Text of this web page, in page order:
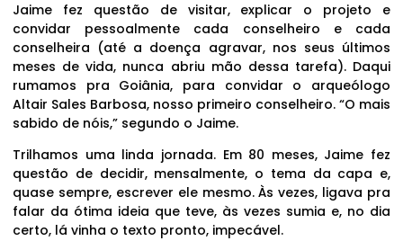
Jaime fez questão de visitar, explicar o projeto e
convidar pessoalmente cada conselheiro e cada
conselheira (até a doença agravar, nos seus últimos
meses de vida, nunca abriu mão dessa tarefa). Daqui
rumamos pra Goiânia, para convidar o arqueólogo
Altair Sales Barbosa, nosso primeiro conselheiro. “O mais
sabido de nóis,” segundo o Jaime.
Trilhamos uma linda jornada. Em 80 meses, Jaime fez
questão de decidir, mensalmente, o tema da capa e,
quase sempre, escrever ele mesmo. Às vezes, ligava pra
falar da ótima ideia que teve, às vezes sumia e, no dia
certo, lá vinha o texto pronto, impecável.